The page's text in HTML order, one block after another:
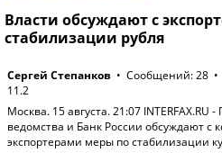
Власти обсуждают с
стабилизации рубля
Сергей Степанков • Сообщений: 28
11.2
Москва. 15 августа. 21:07 INTERFAX.RU
ведомства и Банк России обсуждают с
экспортерами меры по стабилизации